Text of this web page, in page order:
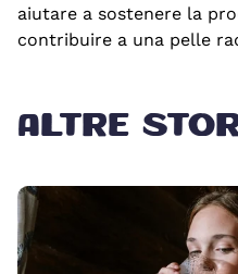
aiutare a sostenere la
contribuire a una pelle
ALTRE